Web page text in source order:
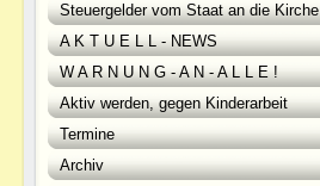
Steuergelder vom Staat an die Kirche
A K T U E L L - NEWS
W A R N U N G - A N - A L L E !
Aktiv werden, gegen Kinderarbeit
Termine
Archiv